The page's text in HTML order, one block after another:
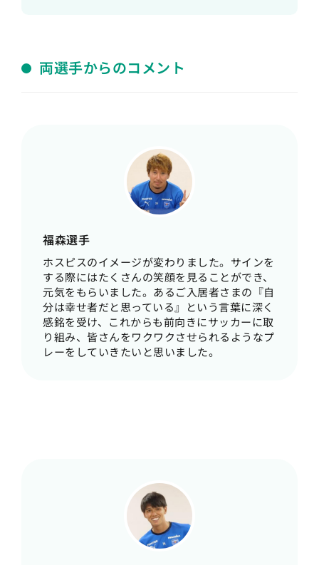
両選手からのコメント
福森選手
ホスピスのイメージが変わりました。サインを
する際にはたくさんの笑顔を見ることができ、
元気をもらいました。あるご入居者さまの『自
分は幸せ者だと思っている』という言葉に深く
感銘を受け、これからも前向きにサッカーに取
り組み、皆さんをワクワクさせられるようなプ
レーをしていきたいと思いました。